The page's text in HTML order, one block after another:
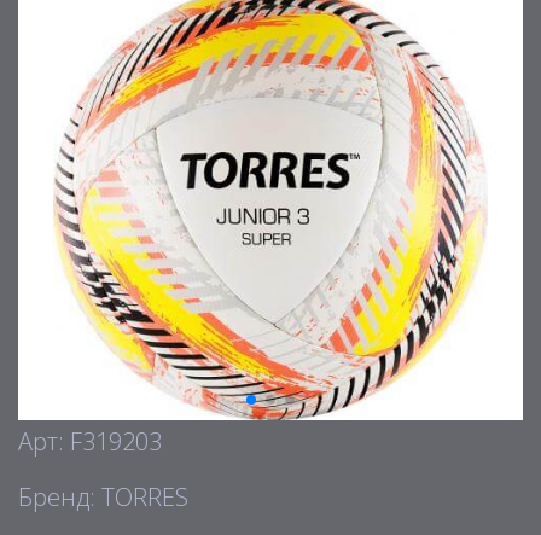
Арт: F319203
Бренд: TORRES